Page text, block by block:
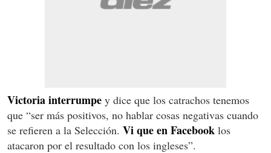
Victoria interrumpe y dice que los catrachos tenemos
que “ser más positivos, no hablar cosas negativas cuando
se refieren a la Selección. Vi que en Facebook los
atacaron por el resultado con los ingleses”.